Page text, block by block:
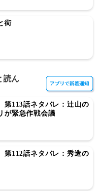
街
読ん
第113話ネタバレ：辻山の
が緊急作戦会議
第112話ネタバレ：秀造の